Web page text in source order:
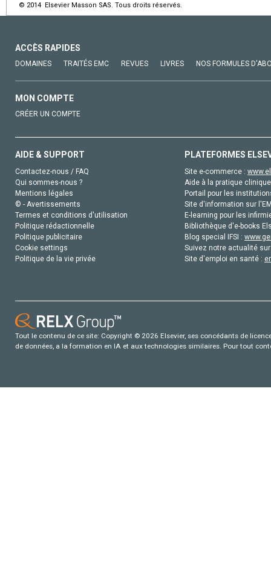
© 2014 Elsevier Masson SAS. Tous droits réservés.
ACCÈS RAPIDES
DOMAINES TRAITÉS EMC REVUES LIVRES NOS FORMULES
MON COMPTE
CRÉER UN COMPTE
AIDE & SUPPORT
Contactez-nous / FAQ
Qui sommes-nous ?
Mentions légales
© - Avertissements
Termes et conditions d'utilisation
Politique rédactionnelle
Politique publicitaire
Cookie settings
Politique de la vie privée
PLATEFORMES
Site e-commerce :
Aide à la pratique
Portail pour les
Site d'information sur
E-learning pour les
Bibliothèque d'e-books
Blog special IFSI :
Suivez notre actualité
Site d'emploi en santé :
Tout le contenu de ce site: Copyright © 2026 Elsevier, ses concédants de
de données, a la formation en IA et aux technologies similaires. Pour tout